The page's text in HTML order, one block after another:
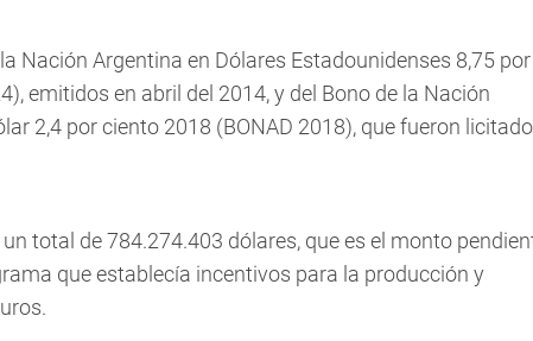
Nación Argentina en Dólares Estadounidenses 8,75 por
emitidos en abril del 2014, y del Bono de la Nación
2,4 por ciento 2018 (BONAD 2018), que fueron
total de 784.274.403 dólares, que es el monto
que establecía incentivos para la producción y